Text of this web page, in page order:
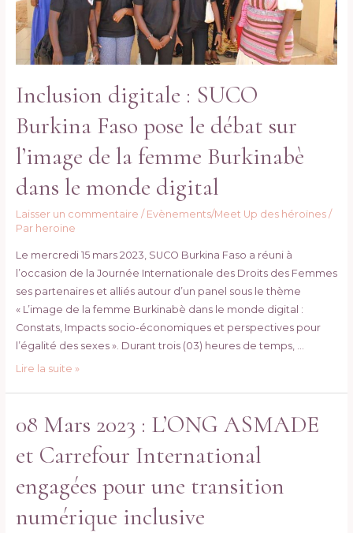
Inclusion digitale : SUCO
Burkina Faso pose le débat sur
l’image de la femme Burkinabè
dans le monde digital
Laisser un commentaire / Evènements/Meet Up des héroïnes/
Par heroine
Le mercredi 15 mars 2023, SUCO Burkina Faso a réuni à
l’occasion de la Journée Internationale des Droits des Femmes
ses partenaires et alliés autour d’un panel sous le thème
« L’image de la femme Burkinabè dans le monde digital :
Constats, Impacts socio-économiques et perspectives pour
l’égalité des sexes ». Durant trois (03) heures de temps, …
Inclusion
SUCO
Faso
le
débat
Lire la suite »
08 Mars 2023 : L’ONG ASMADE
et Carrefour International
engagées pour une transition
numérique inclusive